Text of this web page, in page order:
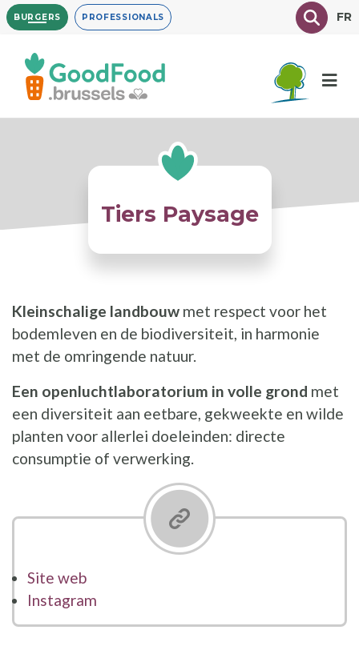
Overslaan
en
inhoud
gaan
BURGERS PROFESSIONALS TexteFR
Tiers Paysage
Kleinschalige landbouw met respect voor het
bodemleven en de biodiversiteit, in harmonie
met de omringende natuur.
Een openluchtlaboratorium in volle grond met
een diversiteit aan eetbare, gekweekte en wilde
planten voor allerlei doeleinden: directe
consumptie of verwerking.
Site web
Instagram